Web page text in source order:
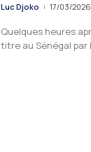
Luc Djoko 17/03/2026
Quelques heures
titre au Sénégal par